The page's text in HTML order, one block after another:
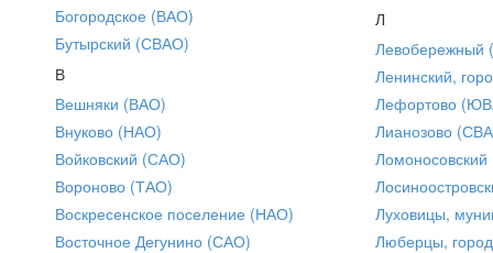
Богородское (ВАО)
Бутырский (СВАО)
В
Вешняки (ВАО)
Внуково (НАО)
Войковский (САО)
Вороново (ТАО)
Воскресенское поселение (НАО)
Восточное Дегунино (САО)
Л
Ленинский,
Лефортово
Лианозово
Луховицы,
Люберцы,